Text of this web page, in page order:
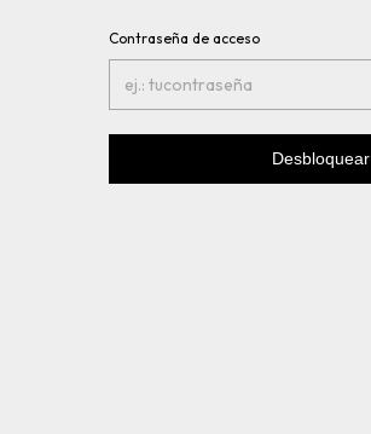
Contraseña de acceso
Desbloquear